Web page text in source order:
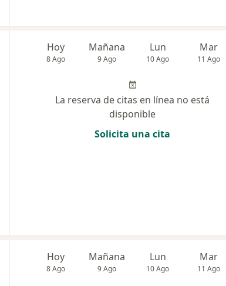
Hoy
8 Ago
Mañana
9 Ago
Lun
10 Ago
Mar
11 Ago
La reserva de citas en línea no está
disponible
Solicita una cita
Hoy
8 Ago
Mañana
9 Ago
Lun
10 Ago
Mar
11 Ago